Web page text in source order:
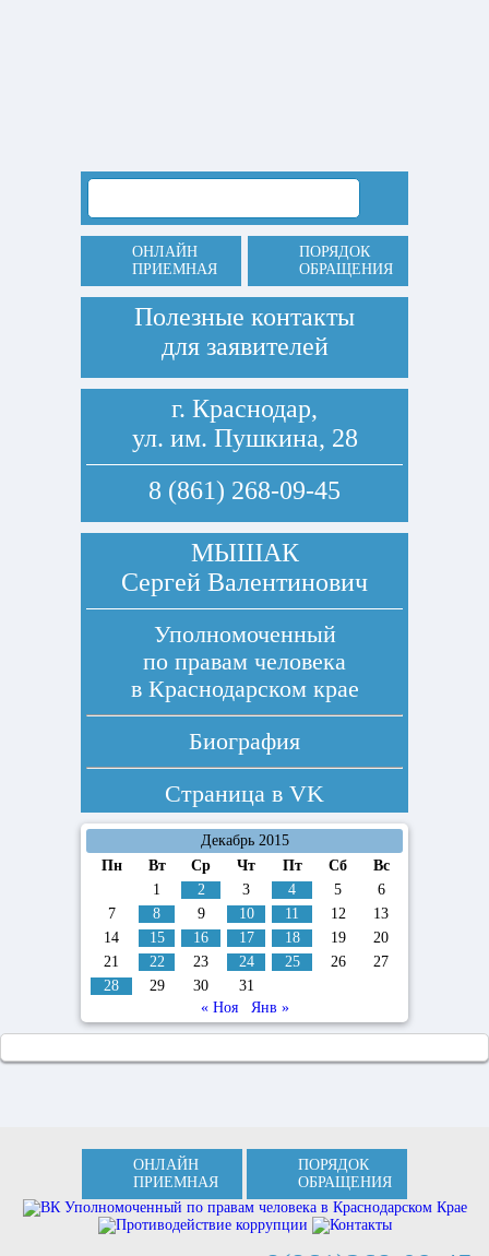
ОНЛАЙН
ПРИЕМНАЯ
ПОРЯДОК
ОБРАЩЕНИЯ
Полезные контакты
для заявителей
г. Краснодар,
ул. им. Пушкина, 28
8 (861) 268-09-45
МЫШАК
Сергей Валентинович
Уполномоченный
по правам человека
в Краснодарском крае
Биография
Страница в VK
Декабрь 2015
Пн
Вт Ср Чт Пт Сб
Вс
1
2 3 4 5
6
7
8 9 10 11 12
13
14
15 16 17 18 19
20
21
22 23 24 25 26
27
28
29 30
31
« Ноя
Янв »
ОНЛАЙН
ПРИЕМНАЯ
ПОРЯДОК
ОБРАЩЕНИЯ